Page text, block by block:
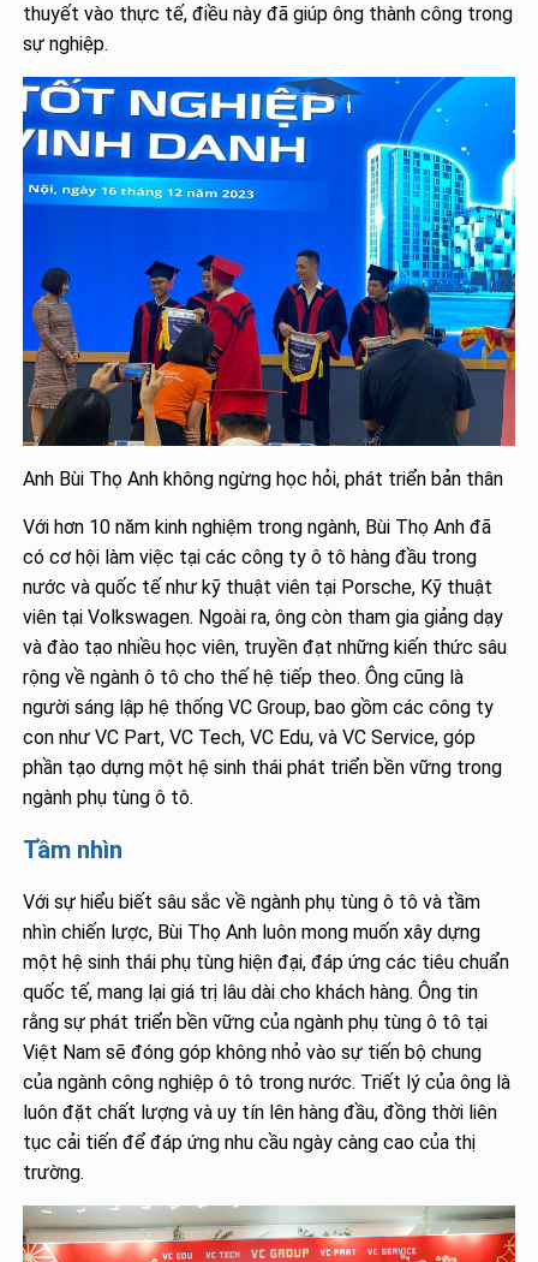
thuyết vào thực tế, điều này đã giúp ông thành công trong
sự nghiệp.
Anh Bùi Thọ Anh không ngừng học hỏi, phát triển bản thân
Với hơn 10 năm kinh nghiệm trong ngành, Bùi Thọ Anh đã
có cơ hội làm việc tại các công ty ô tô hàng đầu trong
nước và quốc tế như kỹ thuật viên tại Porsche, Kỹ thuật
viên tại Volkswagen. Ngoài ra, ông còn tham gia giảng dạy
và đào tạo nhiều học viên, truyền đạt những kiến thức sâu
rộng về ngành ô tô cho thế hệ tiếp theo. Ông cũng là
người sáng lập hệ thống VC Group, bao gồm các công ty
con như VC Part, VC Tech, VC Edu, và VC Service, góp
phần tạo dựng một hệ sinh thái phát triển bền vững trong
ngành phụ tùng ô tô.
Tầm nhìn
Với sự hiểu biết sâu sắc về ngành phụ tùng ô tô và tầm
nhìn chiến lược, Bùi Thọ Anh luôn mong muốn xây dựng
một hệ sinh thái phụ tùng hiện đại, đáp ứng các tiêu chuẩn
quốc tế, mang lại giá trị lâu dài cho khách hàng. Ông tin
rằng sự phát triển bền vững của ngành phụ tùng ô tô tại
Việt Nam sẽ đóng góp không nhỏ vào sự tiến bộ chung
của ngành công nghiệp ô tô trong nước. Triết lý của ông là
luôn đặt chất lượng và uy tín lên hàng đầu, đồng thời liên
tục cải tiến để đáp ứng nhu cầu ngày càng cao của thị
trường.